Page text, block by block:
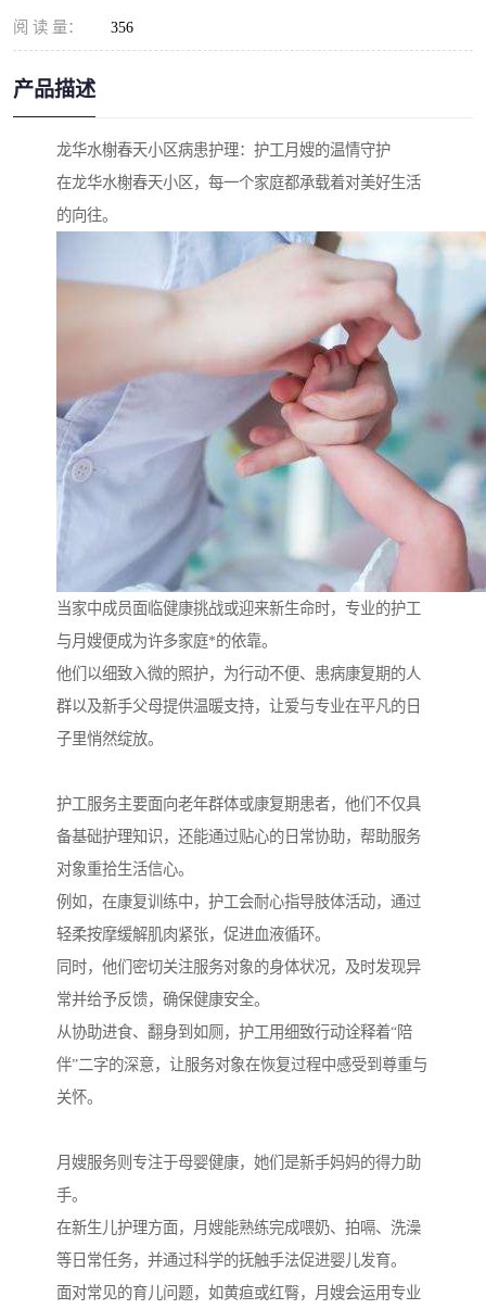
阅 读 量： 356
产品描述
龙华水榭春天小区病患护理：护工月嫂的温情守护
在龙华水榭春天小区，每一个家庭都承载着对美好生活
的向往。
当家中成员面临健康挑战或迎来新生命时，专业的护工
与月嫂便成为许多家庭*的依靠。
他们以细致入微的照护，为行动不便、患病康复期的人
群以及新手父母提供温暖支持，让爱与专业在平凡的日
子里悄然绽放。
护工服务主要面向老年群体或康复期患者，他们不仅具
备基础护理知识，还能通过贴心的日常协助，帮助服务
对象重拾生活信心。
例如，在康复训练中，护工会耐心指导肢体活动，通过
轻柔按摩缓解肌肉紧张，促进血液循环。
同时，他们密切关注服务对象的身体状况，及时发现异
常并给予反馈，确保健康安全。
从协助进食、翻身到如厕，护工用细致行动诠释着“陪
伴”二字的深意，让服务对象在恢复过程中感受到尊重与
关怀。
月嫂服务则专注于母婴健康，她们是新手妈妈的得力助
手。
在新生儿护理方面，月嫂能熟练完成喂奶、拍嗝、洗澡
等日常任务，并通过科学的抚触手法促进婴儿发育。
面对常见的育儿问题，如黄疸或红臀，月嫂会运用专业